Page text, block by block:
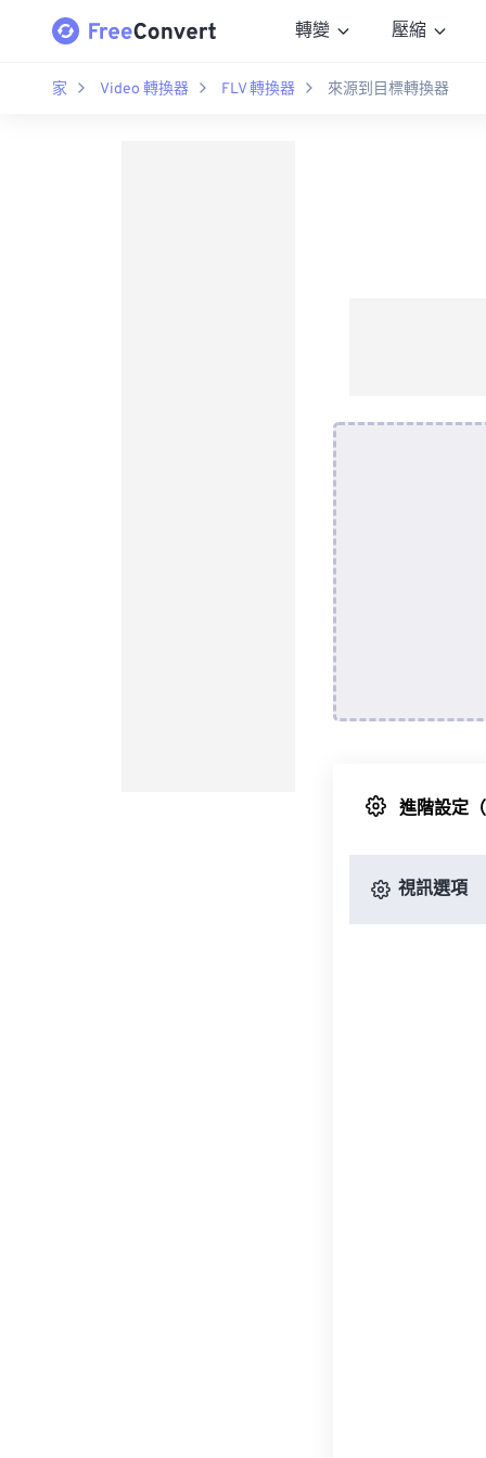
轉變 壓縮
家 Video 轉換器 FLV 轉換器 來源到目標轉換器
進階設定
視訊選項